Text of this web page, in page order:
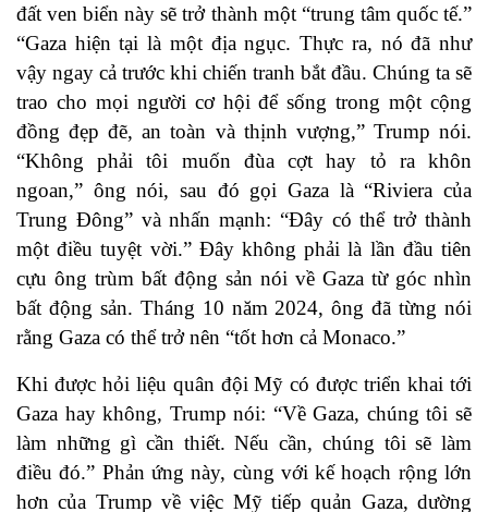
đất ven biển này sẽ trở thành một “trung tâm quốc tế.”
“Gaza hiện tại là một địa ngục. Thực ra, nó đã như
vậy ngay cả trước khi chiến tranh bắt đầu. Chúng ta sẽ
trao cho mọi người cơ hội để sống trong một cộng
đồng đẹp đẽ, an toàn và thịnh vượng,” Trump nói.
“Không phải tôi muốn đùa cợt hay tỏ ra khôn
ngoan,” ông nói, sau đó gọi Gaza là “Riviera của
Trung Đông” và nhấn mạnh: “Đây có thể trở thành
một điều tuyệt vời.” Đây không phải là lần đầu tiên
cựu ông trùm bất động sản nói về Gaza từ góc nhìn
bất động sản. Tháng 10 năm 2024, ông đã từng nói
rằng Gaza có thể trở nên “tốt hơn cả Monaco.”
Khi được hỏi liệu quân đội Mỹ có được triển khai tới
Gaza hay không, Trump nói: “Về Gaza, chúng tôi sẽ
làm những gì cần thiết. Nếu cần, chúng tôi sẽ làm
điều đó.” Phản ứng này, cùng với kế hoạch rộng lớn
hơn của Trump về việc Mỹ tiếp quản Gaza, dường